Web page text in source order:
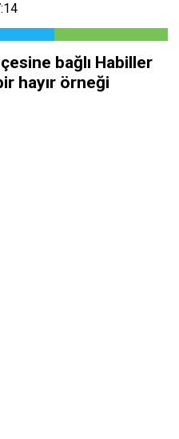
bağlı Habiller
hayır örneği